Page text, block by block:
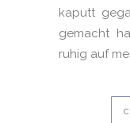
kaputt
gemacht
ruhig auf